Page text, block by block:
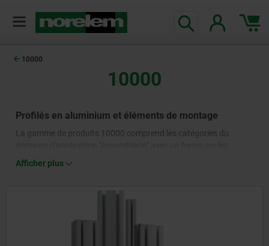
10000
10000
Profilés en aluminium et éléments de montage
La gamme de produits 10000 comprend les catégories du
éléments spéciaux correspondants.
tant que produits semi-finis normalisés dans l'industrie,
Afficher plus